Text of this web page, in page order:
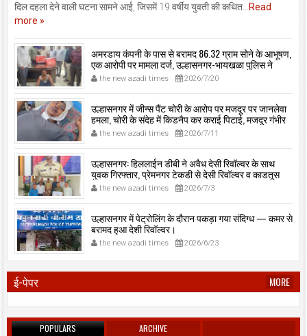
दिल दहला देने वाली घटना सामने आई, जिसमें 19 वर्षीय युवती की कथित...
Read
more »
अमरडाय कंपनी के पास से बरामद 86.32 ग्राम सोने के आभूषण,
एक आरोपी पर मामला दर्ज, उल्हासनगर-भायखळा पुलिस ने
घरफोड़ियों के संबंध में एक आरोपी से महत्वपूर्ण पूछताछ के बाद
आरोपी के साथी के ठिकाने से 10,90,261 रुपये मूल्य के सोने के
आभूषण बरामद किए।
the new azadi times 2026/7/20
उल्हासनगर में जीन्स पैंट चोरी के आरोप पर मजदूर पर जानलेवा
हमला, चोरी के संदेह में किडनैप कर कराई पिटाई, मजदूर गंभीर
रूप से जख्मी।
the new azadi times 2026/7/11
उल्हासनगर: हिललाईन डीबी ने अवैध देसी रिवॉल्वर के साथ
युवक गिरफ्तार, प्रेमनगर टेकडी से देसी रिवॉल्वर व काडतूस
जप्त, इलीगल हथियार साथ पकड़ा गया युवक एक दिन की
पोलीस कोठडी में।
the new azadi times 2026/7/3
उल्हासनगर में पेट्रोलिंग के दौरान पकड़ा गया संदिग्ध — कमर से
बरामद हुआ देशी रिवॉल्वर।
the new azadi times 2026/6/23
ई-पेपर MORE
POPULARS
ARCHIVE